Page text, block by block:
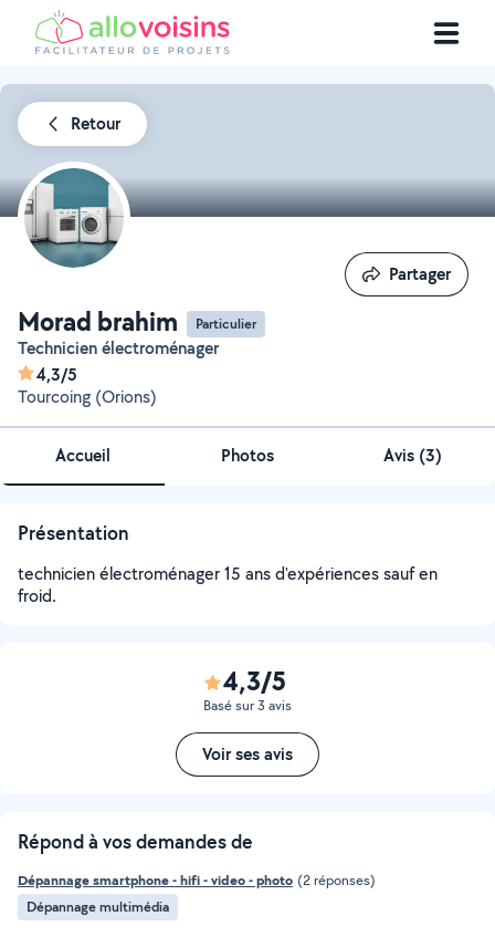
Retour
Morad brahim Particulier
Technicien électroménager
4,3/5
Tourcoing (Orions)
Partager
Partager
Accueil Photos Avis (3)
Présentation
technicien électroménager 15 ans d'expériences sauf en
froid.
4,3/5
Basé sur 3 avis
Voir ses avis
Répond à vos demandes de
Dépannage smartphone - hifi - video - photo (2 réponses)
Dépannage multimédia